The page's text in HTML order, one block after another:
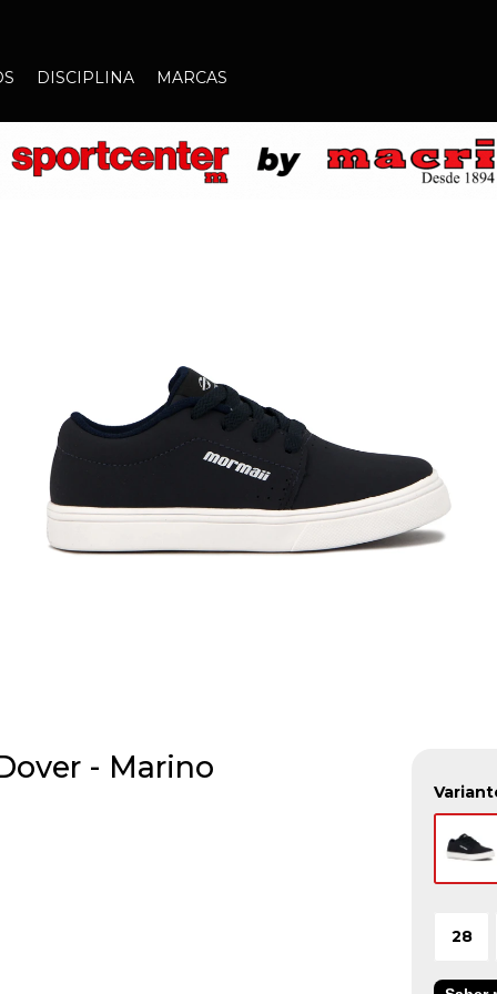
DISCIPLINA MARCAS
- Marino
28